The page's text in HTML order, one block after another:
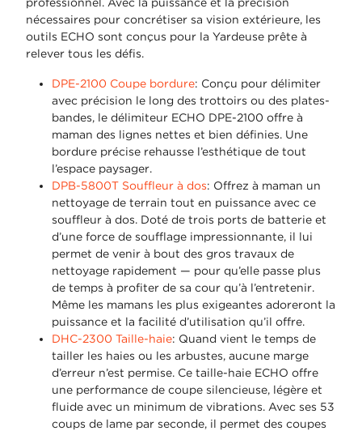
nécessaires pour concrétiser sa vision extérieure, les
outils ECHO sont conçus pour la Yardeuse prête à
relever tous les défis.
DPE-2100 Coupe bordure: Conçu pour délimiter
avec précision le long des trottoirs ou des plates-
bandes, le délimiteur ECHO DPE-2100 offre à
maman des lignes nettes et bien définies. Une
bordure précise rehausse l’esthétique de tout
l’espace paysager.
DPB-5800T Souffleur à dos: Offrez à maman un
nettoyage de terrain tout en puissance avec ce
souffleur à dos. Doté de trois ports de batterie et
d’une force de soufflage impressionnante, il lui
permet de venir à bout des gros travaux de
nettoyage rapidement — pour qu’elle passe plus
de temps à profiter de sa cour qu’à l’entretenir.
Même les mamans les plus exigeantes adoreront la
puissance et la facilité d’utilisation qu’il offre.
DHC-2300 Taille-haie: Quand vient le temps de
tailler les haies ou les arbustes, aucune marge
d’erreur n’est permise. Ce taille-haie ECHO offre
une performance de coupe silencieuse, légère et
fluide avec un minimum de vibrations. Avec ses 53
coups de lame par seconde, il permet des coupes